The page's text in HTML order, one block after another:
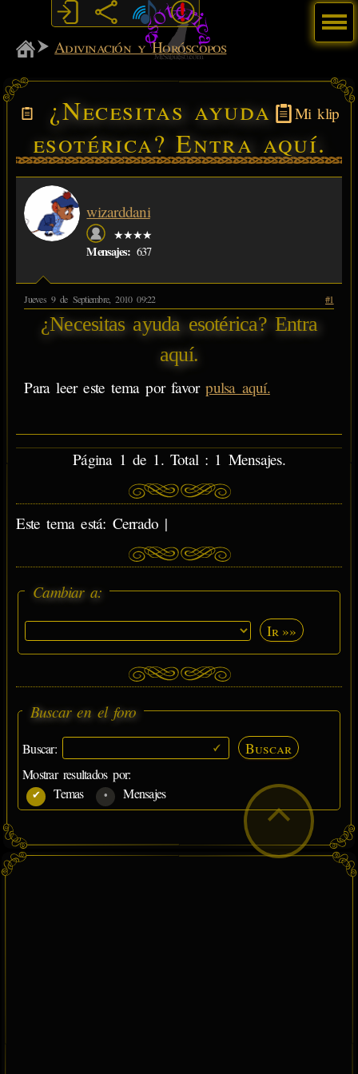
MiSabueso
Adivinación y Horóscopos
Mi klip
¿Necesitas ayuda
esotérica? Entra aquí.
wizarddani
★★★★
Mensajes: 637
Jueves 9 de Septiembre, 2010 09:22 #1
¿Necesitas ayuda esotérica? Entra
aquí.
Para leer este tema por favorpulsa aquí.
Página 1 de 1. Total : 1 Mensajes.
Este tema está: Cerrado |
Cambiar a:
Ir »»
Buscar en el foro
Buscar: Buscar
Mostrar resultados por:
Temas
Mensajes
Menú